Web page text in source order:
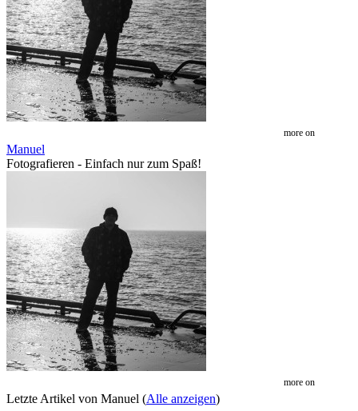
more on
Manuel
Fotografieren - Einfach nur zum Spaß!
more on
Letzte Artikel von Manuel (Alle anzeigen)